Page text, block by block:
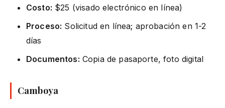
Costo: $25 (visado electrónico en línea)
Proceso: Solicitud en línea; aprobación en 1-2
días
Documentos: Copia de pasaporte, foto digital
Camboya